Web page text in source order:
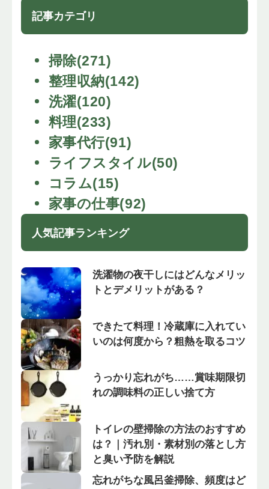
記事カテゴリ
掃除(271)
整理収納(142)
洗濯(120)
料理(233)
家事代行(91)
ライフスタイル(50)
コラム(15)
家事の仕事(92)
人気記事ランキング
洗濯物の夜干しにはどんなメリッ
トとデメリットがある？
できたて料理！冷蔵庫に入れてい
いのは何度から？粗熱を取るコツ
うっかり忘れがち……賞味期限切
れの調味料の正しい捨て方
トイレの壁掃除の方法のおすすめ
は？｜汚れ別・素材別の落とし方
と臭い予防を解説
忘れがちな風呂釜掃除、頻度はど